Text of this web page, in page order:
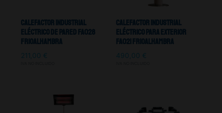
Calefactor Industrial
Eléctrico De Pared FA028
Frioalhambra
211,00 €
Calefactor Industrial
Eléctrico Para Exterior
FA021 Frioalhambra
490,00 €